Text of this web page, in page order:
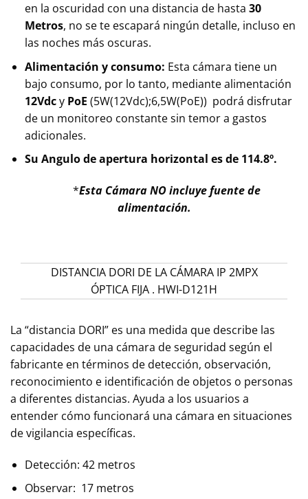
en la oscuridad con una distancia de hasta 30
Metros, no se te escapará ningún detalle, incluso en
las noches más oscuras.
Alimentación y consumo: Esta cámara tiene un
bajo consumo, por lo tanto, mediante alimentación
12Vdcy PoE (5W(12Vdc);6,5W(PoE)) podrá disfrutar
de un monitoreo constante sin temor a gastos
adicionales.
Su Angulo de apertura horizontal es de 114.8º.
*Esta Cámara NO incluye fuente de
alimentación.
DISTANCIA DORI DE LA CÁMARA IP 2MPX
ÓPTICA FIJA . HWI-D121H
La “distancia DORI” es una medida que describe las
capacidades de una cámara de seguridad según el
fabricante en términos de detección, observación,
reconocimiento e identificación de objetos o personas
a diferentes distancias. Ayuda a los usuarios a
entender cómo funcionará una cámara en situaciones
de vigilancia específicas.
Detección: 42 metros
Observar: 17 metros